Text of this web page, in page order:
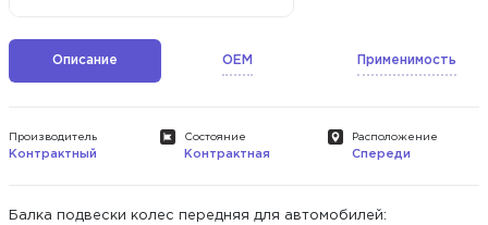
Описание OEM Применимость
Производитель
Контрактный
Состояние
Контрактная
Расположение
Спереди
Балка подвески колес передняя для автомобилей: